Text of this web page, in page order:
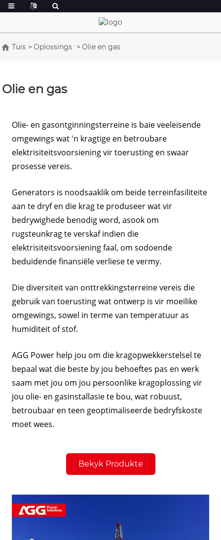
Tuis Oplossings Olie en gas
Olie en gas
Olie- en gasontginningsterreine is baie veeleisende
omgewings wat 'n kragtige en betroubare
elektrisiteitsvoorsiening vir toerusting en swaar
prosesse vereis.
Generators is noodsaaklik om beide terreinfasiliteite
aan te dryf en die krag te produseer wat vir
bedrywighede benodig word, asook om
rugsteunkrag te verskaf indien die
elektrisiteitsvoorsiening faal, om sodoende
beduidende finansiële verliese te vermy.
Die diversiteit van onttrekkingsterreine vereis die
gebruik van toerusting wat ontwerp is vir moeilike
omgewings, sowel in terme van temperatuur as
humiditeit of stof.
AGG Power help jou om die kragopwekkerstelsel te
bepaal wat die beste by jou behoeftes pas en werk
saam met jou om jou persoonlike kragoplossing vir
jou olie- en gasinstallasie te bou, wat robuust,
betroubaar en teen geoptimaliseerde bedryfskoste
moet wees.
Bekyk Produkte